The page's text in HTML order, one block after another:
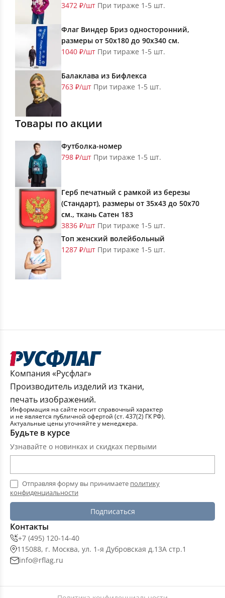
3472 ₽/шт При тираже 1-5 шт.
Флаг Виндер Бриз односторонний,
размеры от 50х180 до 90х340 см.
1040 ₽/шт При тираже 1-5 шт.
Балаклава из Бифлекса
763 ₽/шт При тираже 1-5 шт.
Товары по акции
Футболка-номер
798 ₽/шт При тираже 1-5 шт.
Герб печатный с рамкой из березы
(Стандарт), размеры от 35х43 до 50х70
см., ткань Сатен 183
3836 ₽/шт При тираже 1-5 шт.
Топ женский волейбольный
1287 ₽/шт При тираже 1-5 шт.
Компания «Русфлаг»
Производитель изделий из ткани,
печать изображений.
Информация на сайте носит справочный характер
и не является публичной офертой (ст. 437(2) ГК РФ).
Актуальные цены уточняйте у менеджера.
Будьте в курсе
Узнавайте о новинках и скидках первыми
Отправляя форму вы принимаете политику
конфиденциальности
Подписаться
Контакты
+7 (495) 120-14-40
115088, г. Москва, ул. 1-я Дубровская д.13А стр.1
info@rflag.ru